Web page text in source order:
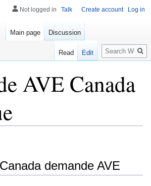
AVE Canada
demande AVE
Not logged in Talk Create account Log in
Main page Discussion
Read Edit
Search